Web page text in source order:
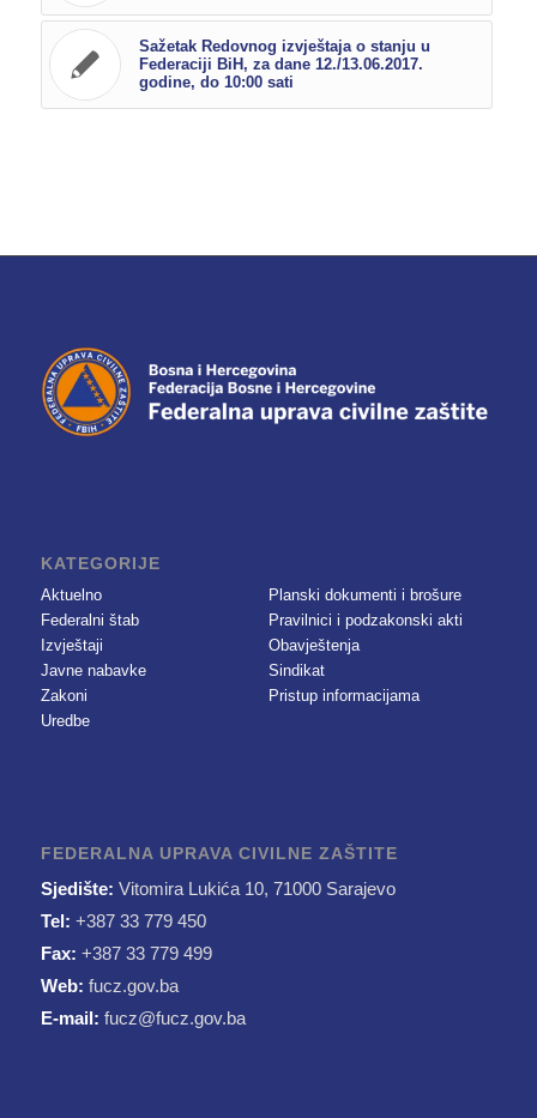
Sažetak Redovnog izvještaja o stanju u
Federaciji BiH, za dane 12./13.06.2017.
godine, do 10:00 sati
KATEGORIJE
Aktuelno
Federalni štab
Izvještaji
Javne nabavke
Zakoni
Uredbe
Planski dokumenti i brošure
Pravilnici i podzakonski akti
Obavještenja
Sindikat
Pristup informacijama
FEDERALNA UPRAVA CIVILNE ZAŠTITE
Sjedište: Vitomira Lukića 10, 71000 Sarajevo
Tel: +387 33 779 450
Fax: +387 33 779 499
Web: fucz.gov.ba
E-mail: fucz@fucz.gov.ba